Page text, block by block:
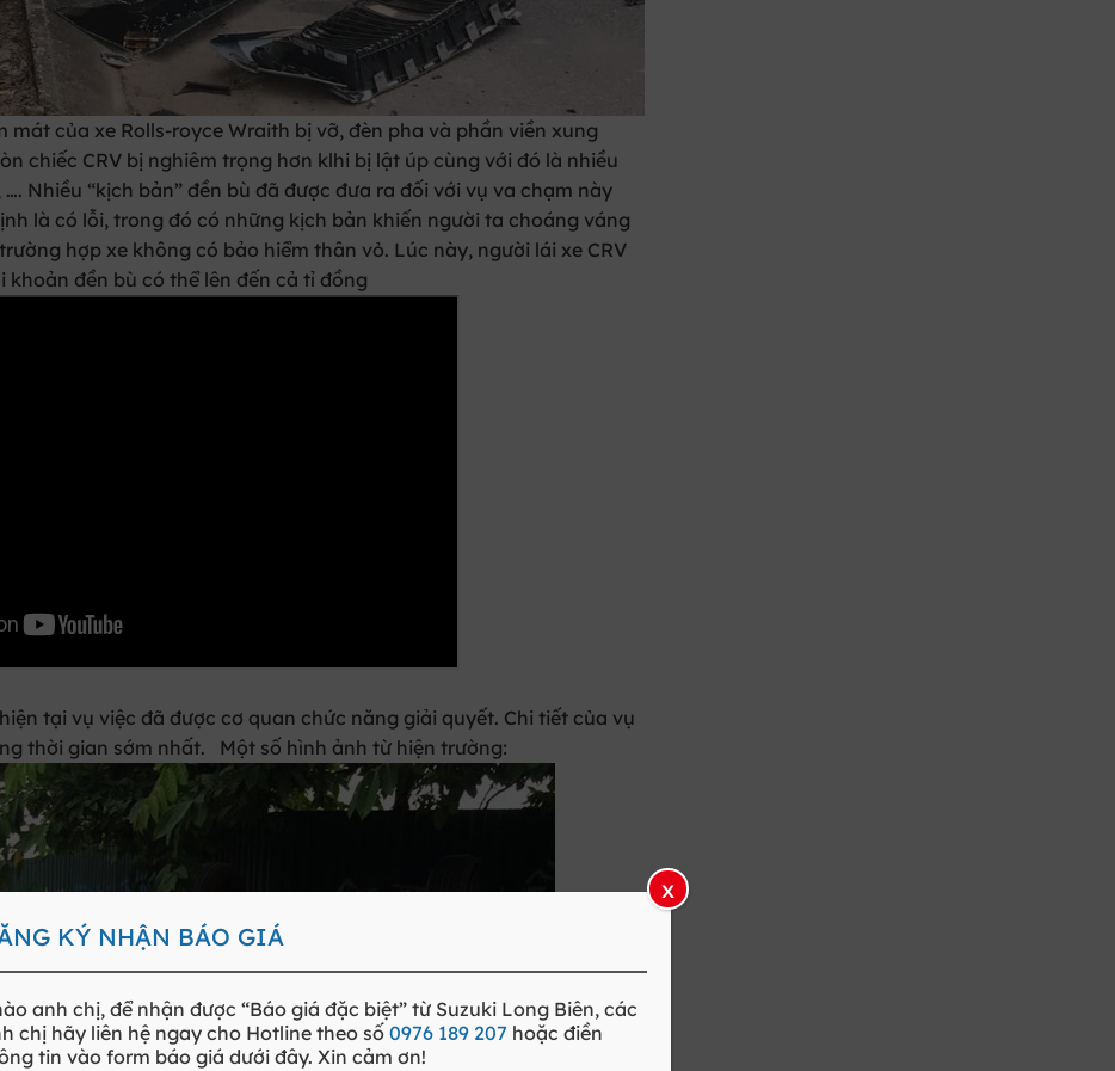
của xe Rolls-royce Wraith bị vỡ, đèn pha và phần viền xung
chiếc CRV bị nghiêm trọng hơn klhi bị lật úp cùng với đó là nhiều
Nhiều “kịch bản” đền bù đã được đưa ra đối với vụ va chạm này
là có lỗi, trong đó có những kịch bản khiến người ta choáng váng
hợp xe không có bảo hiểm thân vỏ. Lúc này, người lái xe CRV
đền bù có thể lên đến cả tỉ đồng
tại vụ việc đã được cơ quan chức năng giải quyết. Chi tiết của vụ
thời gian sớm nhất. Một số hình ảnh từ hiện trường:
KÝ NHẬN BÁO GIÁ
anh chị, để nhận được “Báo giá đặc biệt” từ Suzuki Long Biên, các
chị hãy liên hệ ngay cho Hotline theo số 0976 189 207 hoặc điền
tin vào form báo giá dưới đây. Xin cảm ơn!
x